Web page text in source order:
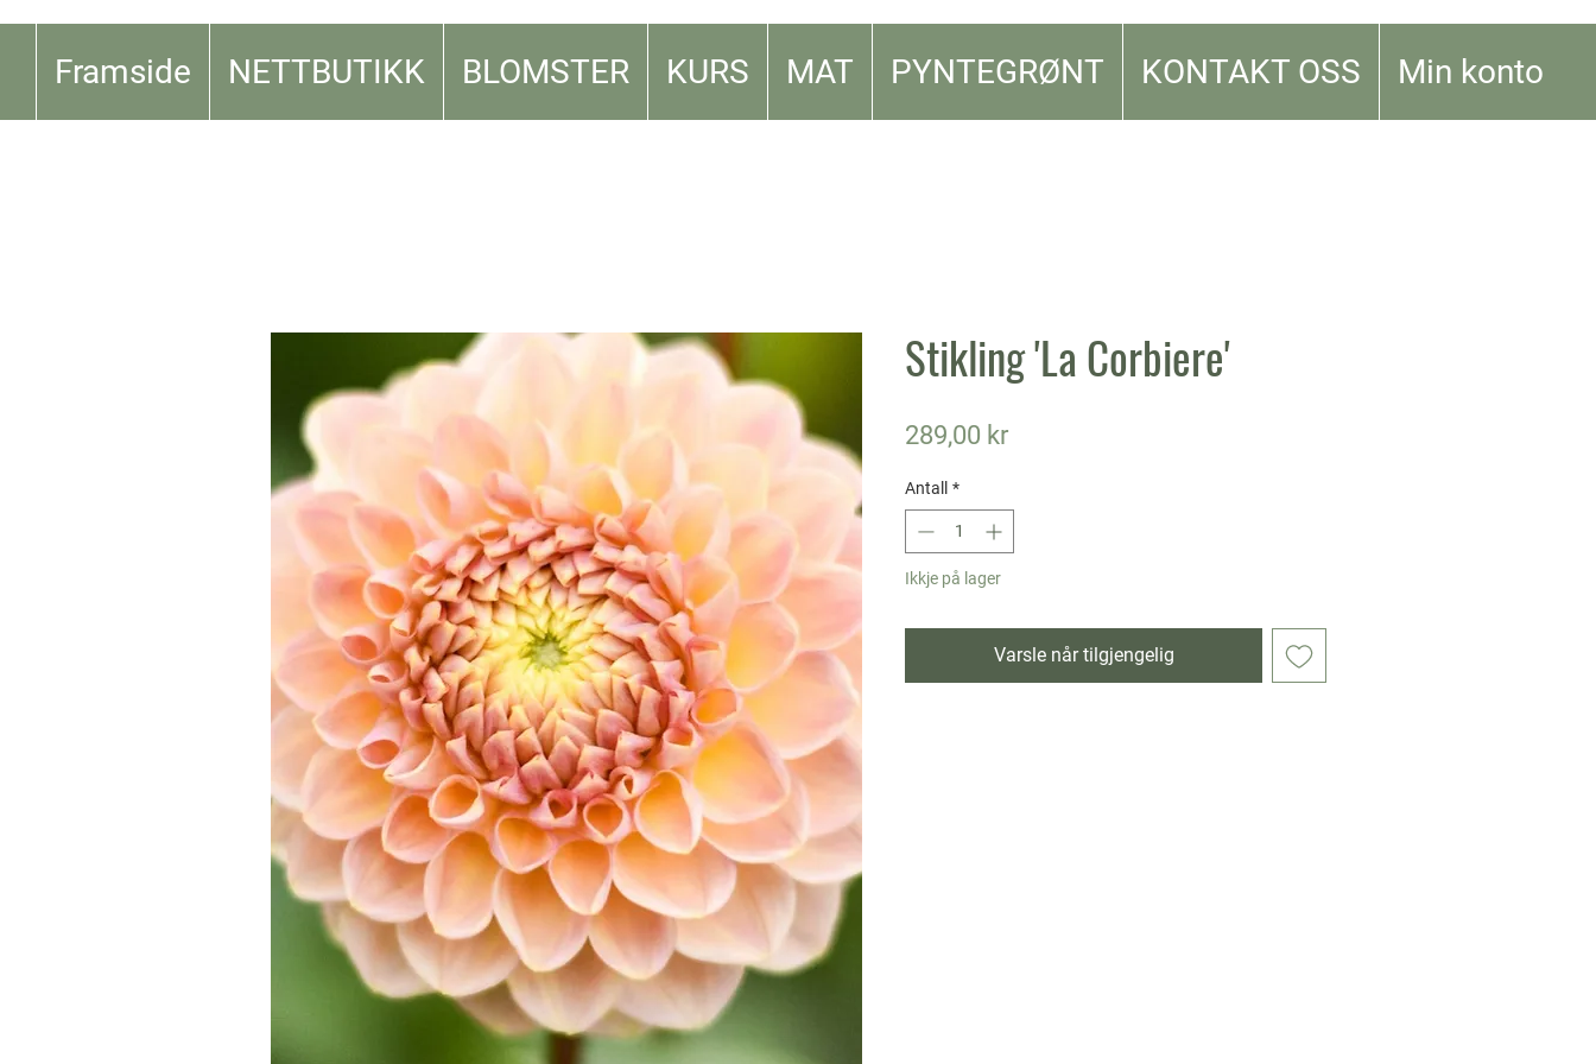
Framside NETTBUTIKK BLOMSTER KURS MAT PYNTEGRØNT KONTAKT OSS Min konto
Stikling 'La Corbiere'
289,00 krPris
Antall *
Ikkje på lager
Varsle når tilgjengelig